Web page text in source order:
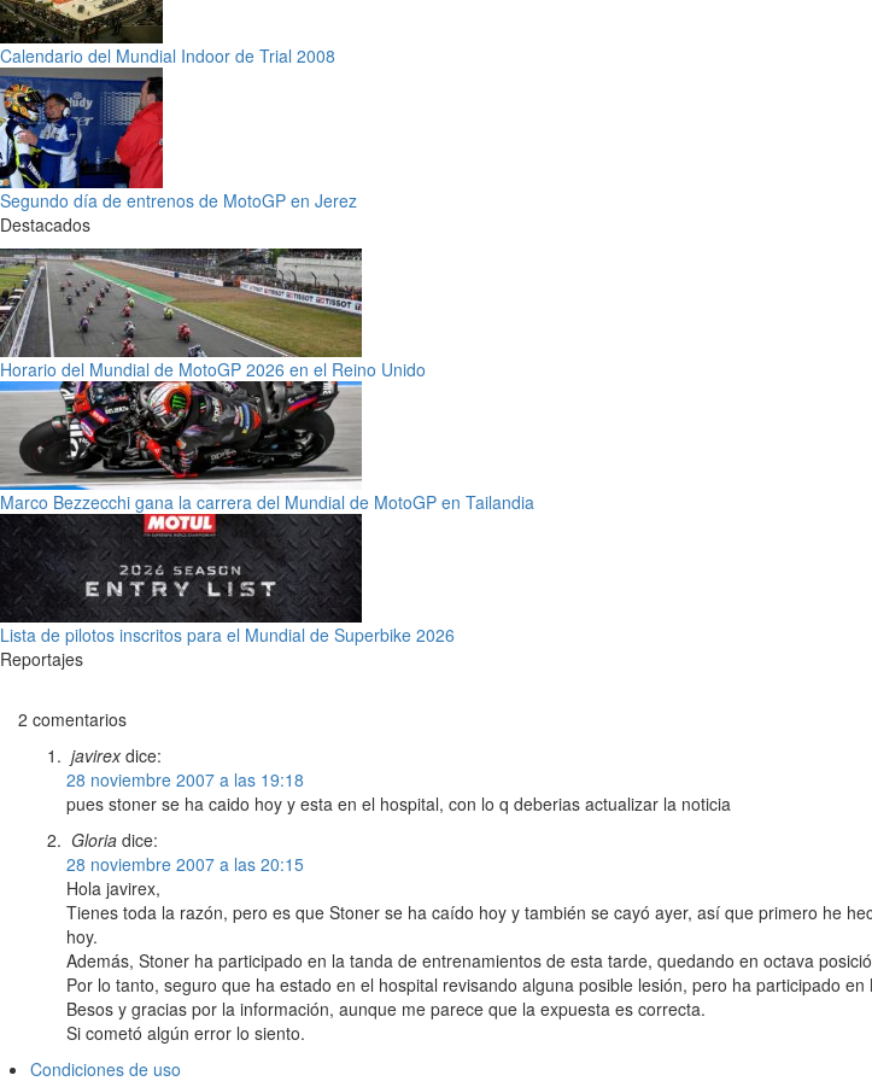
Calendario del Mundial Indoor de Trial 2008
Segundo día de entrenos de MotoGP en Jerez
Destacados
Horario del Mundial de MotoGP 2026 en el Reino Unido
Marco Bezzecchi gana la carrera del Mundial de MotoGP en Tailandia
Lista de pilotos inscritos para el Mundial de Superbike 2026
Reportajes
2 comentarios
javirex dice:
28 noviembre 2007 a las 19:18
pues stoner se ha caido hoy y esta en el hospital, con lo q deberias actualizar la noticia
Gloria dice:
28 noviembre 2007 a las 20:15
Hola javirex,
Tienes toda la razón, pero es que Stoner se ha caído hoy y también se cayó ayer, así que primero he
hoy.
Además, Stoner ha participado en la tanda de entrenamientos de esta tarde, quedando en octava
Por lo tanto, seguro que ha estado en el hospital revisando alguna posible lesión, pero ha participado
Besos y gracias por la información, aunque me parece que la expuesta es correcta.
Si cometó algún error lo siento.
Condiciones de uso